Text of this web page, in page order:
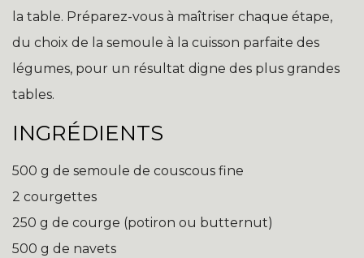
la table. Préparez-vous à maîtriser chaque étape,
du choix de la semoule à la cuisson parfaite des
légumes, pour un résultat digne des plus grandes
tables.
INGRÉDIENTS
500 g de semoule de couscous fine
2 courgettes
250 g de courge (potiron ou butternut)
500 g de navets